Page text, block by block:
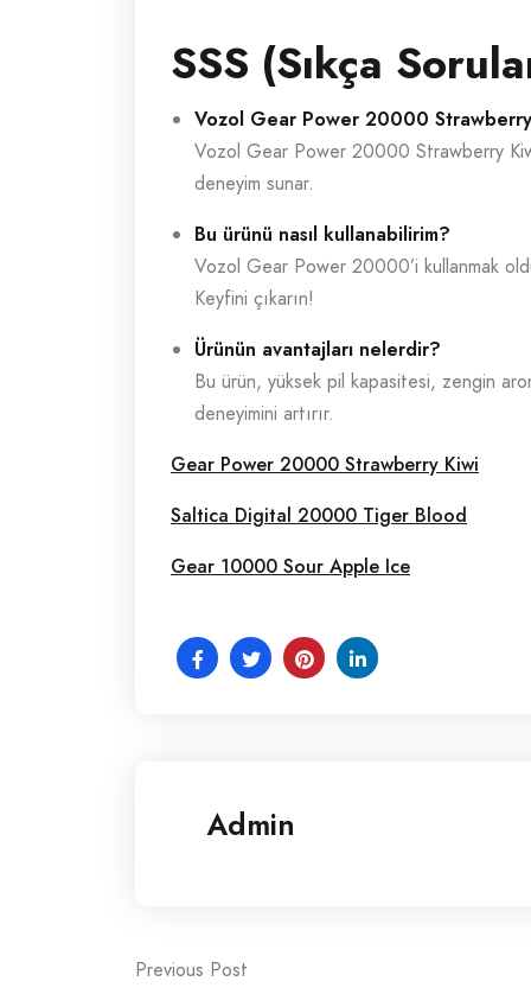
SSS (Sıkça
Vozol Gear Power 20000
Vozol Gear Power 20000 Strawberry
deneyim sunar.
Bu ürünü nasıl kullanabilirim?
Vozol Gear Power 20000’i kullanmak
Keyfini çıkarın!
Ürünün avantajları nelerdir?
Bu ürün, yüksek pil kapasitesi, zengin
deneyimini artırır.
Gear Power 20000 Strawberry Kiwi
Saltica Digital 20000 Tiger Blood
Gear 10000 Sour Apple Ice
Admin
Post
Previous Post